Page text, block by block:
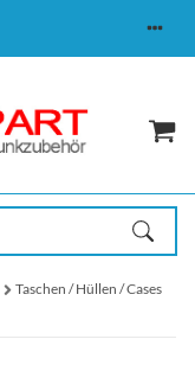
Taschen / Hüllen / Cases